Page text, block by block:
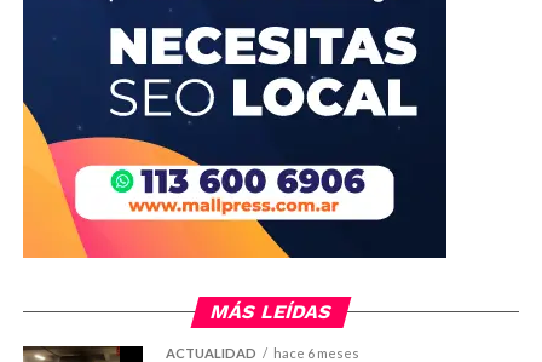
MÁS LEÍDAS
ACTUALIDAD hace 6 meses